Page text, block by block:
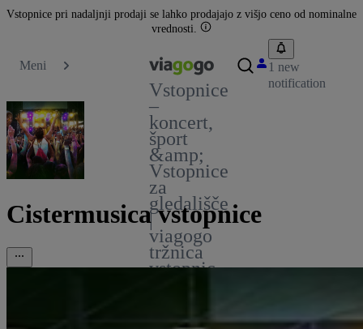
Vstopnice pri nadaljnji prodaji se lahko prodajajo z višjo ceno od nominalne
vrednosti.
Meni
Vstopnice
–
koncert,
šport
&amp;
Vstopnice
za
gledališče
|
viagogo
tržnica
vstopnic
1 new
notification
Cistermusica vstopnice